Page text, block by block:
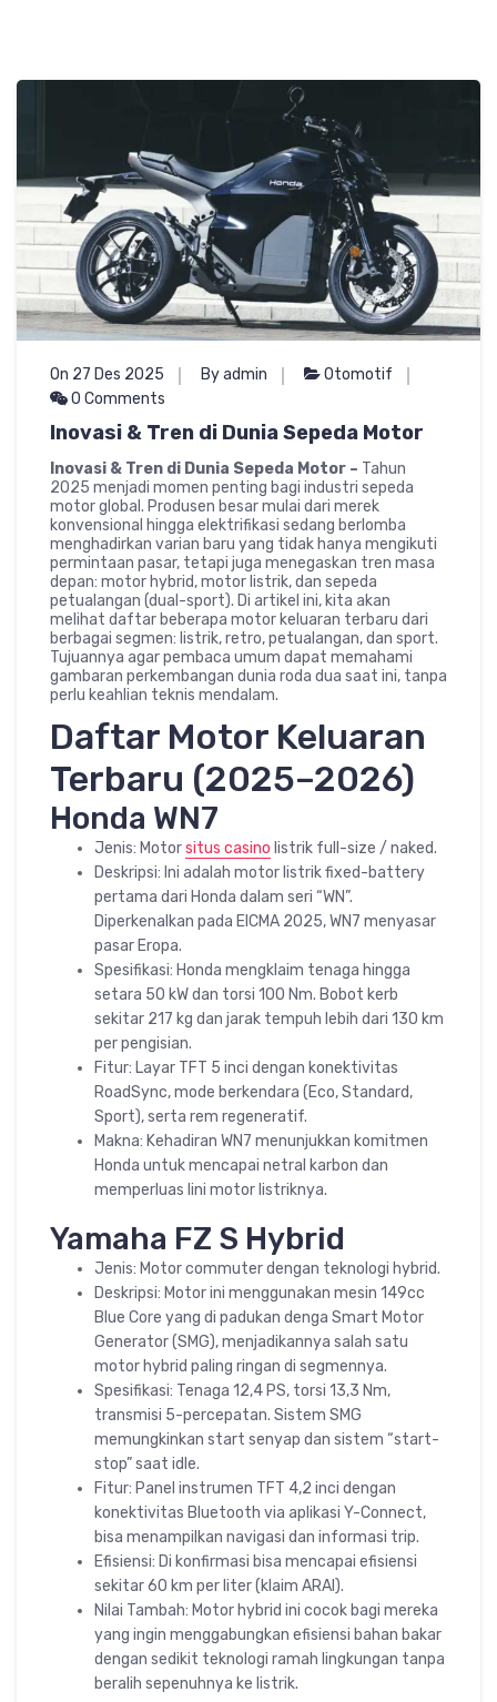
On 27 Des 2025 By admin
Otomotif
0 Comments
Inovasi & Tren di Dunia Sepeda Motor
Inovasi & Tren di Dunia Sepeda Motor – Tahun
2025 menjadi momen penting bagi industri sepeda
motor global. Produsen besar mulai dari merek
konvensional hingga elektrifikasi sedang berlomba
menghadirkan varian baru yang tidak hanya mengikuti
permintaan pasar, tetapi juga menegaskan tren masa
depan: motor hybrid, motor listrik, dan sepeda
petualangan (dual-sport). Di artikel ini, kita akan
melihat daftar beberapa motor keluaran terbaru dari
berbagai segmen: listrik, retro, petualangan, dan sport.
Tujuannya agar pembaca umum dapat memahami
gambaran perkembangan dunia roda dua saat ini, tanpa
perlu keahlian teknis mendalam.
Daftar Motor Keluaran
Terbaru (2025–2026)
Honda WN7
Jenis: Motorsitus casino listrik full-size / naked.
Deskripsi: Ini adalah motor listrik fixed-battery
pertama dari Honda dalam seri “WN”.
Diperkenalkan pada EICMA 2025, WN7 menyasar
pasar Eropa.
Spesifikasi: Honda mengklaim tenaga hingga
setara 50 kW dan torsi 100 Nm. Bobot kerb
sekitar 217 kg dan jarak tempuh lebih dari 130 km
per pengisian.
Fitur: Layar TFT 5 inci dengan konektivitas
RoadSync, mode berkendara (Eco, Standard,
Sport), serta rem regeneratif.
Makna: Kehadiran WN7 menunjukkan komitmen
Honda untuk mencapai netral karbon dan
memperluas lini motor listriknya.
Yamaha FZ S Hybrid
Jenis: Motor commuter dengan teknologi hybrid.
Deskripsi: Motor ini menggunakan mesin 149cc
Blue Core yang di padukan denga Smart Motor
Generator (SMG), menjadikannya salah satu
motor hybrid paling ringan di segmennya.
Spesifikasi: Tenaga 12,4 PS, torsi 13,3 Nm,
transmisi 5-percepatan. Sistem SMG
memungkinkan start senyap dan sistem “start-
stop” saat idle.
Fitur: Panel instrumen TFT 4,2 inci dengan
konektivitas Bluetooth via aplikasi Y-Connect,
bisa menampilkan navigasi dan informasi trip.
Efisiensi: Di konfirmasi bisa mencapai efisiensi
sekitar 60 km per liter (klaim ARAI).
Nilai Tambah: Motor hybrid ini cocok bagi mereka
yang ingin menggabungkan efisiensi bahan bakar
dengan sedikit teknologi ramah lingkungan tanpa
beralih sepenuhnya ke listrik.